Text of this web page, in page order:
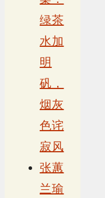
绿茶
水加
明
矾，
烟灰
色诧
寂风
张蕙
兰瑜